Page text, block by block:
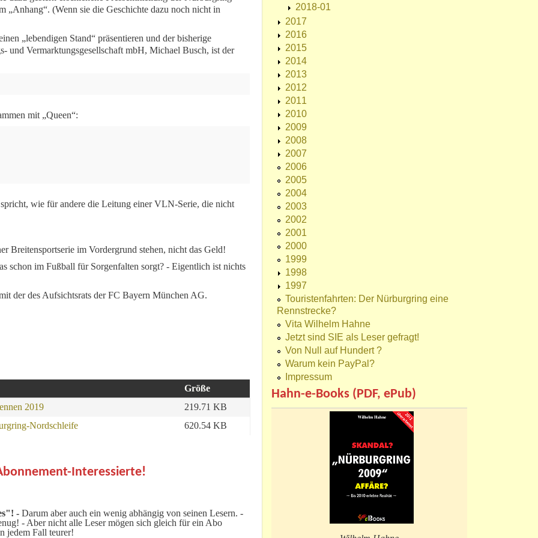
(Wenn sie die Geschichte dazu noch nicht in
„lebendigen Stand“ präsentieren und der bisherige
und Vermarktungsgesellschaft mbH, Michael Busch, ist der
mit „Queen“:
wie für andere die Leitung einer VLN-Serie, die nicht
Breitensportserie im Vordergrund stehen, nicht das Geld!
schon im Fußball für Sorgenfalten sorgt? - Eigentlich ist nichts
der des Aufsichtsrats der FC Bayern München AG.
Größe
2019
219.71 KB
Nordschleife
620.54 KB
Interessierte!
- Darum aber auch ein wenig abhängig von seinen Lesern. -
- Aber nicht alle Leser mögen sich gleich für ein Abo
jedem Fall teurer!
2018-01
2017
2016
2015
2014
2013
2012
2011
2010
2009
2008
2007
2006
2005
2004
2003
2002
2001
2000
1999
1998
1997
Touristenfahrten: Der Nürburgring eine
Rennstrecke?
Vita Wilhelm Hahne
Jetzt sind SIE als Leser gefragt!
Von Null auf Hundert ?
Warum kein PayPal?
Impressum
Hahn-e-Books (PDF, ePub)